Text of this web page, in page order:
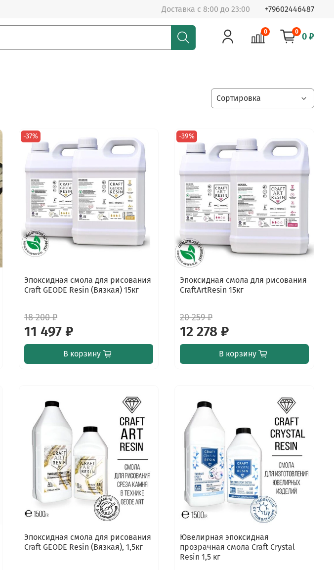
Доставка с 8:00 до 23:00 +79602446487
0 0 0 ₽
-37%
Эпоксидная смола для рисования
Craft GEODE Resin (Вязкая) 15кг
18 200 ₽
11 497 ₽
В корзину
-39%
Эпоксидная смола для рисования
CraftArtResin 15кг
20 259 ₽
12 278 ₽
В корзину
Эпоксидная смола для рисования
Craft GEODE Resin (Вязкая), 1,5кг
Ювелирная эпоксидная
прозрачная смола Craft Crystal
Resin 1,5 кг